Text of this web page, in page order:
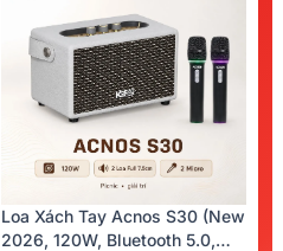
Loa Xách Tay Acnos S30 (New
2026, 120W, Bluetooth 5.0,